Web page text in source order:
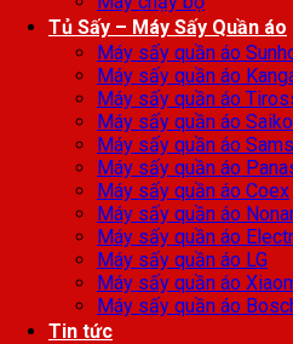
Tủ Sấy – Máy Sấy Quần áo
Máy sấy quần áo
Máy sấy quần áo
Máy sấy quần áo
Máy sấy quần áo Saiko
Máy sấy quần áo
Máy sấy quần áo
Máy sấy quần áo Coex
Máy sấy quần áo
Máy sấy quần áo
Máy sấy quần áo LG
Máy sấy quần áo
Máy sấy quần áo
Tin tức